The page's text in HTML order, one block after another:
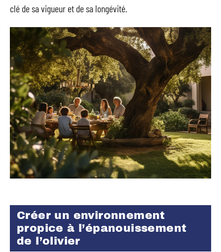
clé de sa vigueur et de sa longévité.
Créer un environnement
propice à l’épanouissement
de l’olivier